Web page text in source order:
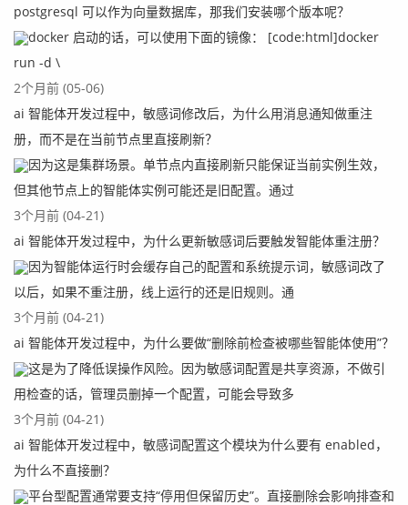
postgresql 可以作为向量数据库，那我们安装哪个版本呢？
docker 启动的话，可以使用下面的镜像： [code:html]docker
run -d \
2个月前 (05-06)
ai 智能体开发过程中，敏感词修改后，为什么用消息通知做重注
册，而不是在当前节点里直接刷新？
因为这是集群场景。单节点内直接刷新只能保证当前实例生效，
但其他节点上的智能体实例可能还是旧配置。通过
3个月前 (04-21)
ai 智能体开发过程中，为什么更新敏感词后要触发智能体重注册？
因为智能体运行时会缓存自己的配置和系统提示词，敏感词改了
以后，如果不重注册，线上运行的还是旧规则。通
3个月前 (04-21)
ai 智能体开发过程中，为什么要做“删除前检查被哪些智能体使用”？
这是为了降低误操作风险。因为敏感词配置是共享资源，不做引
用检查的话，管理员删掉一个配置，可能会导致多
3个月前 (04-21)
ai 智能体开发过程中，敏感词配置这个模块为什么要有 enabled，
为什么不直接删？
平台型配置通常要支持“停用但保留历史”。直接删除会影响排查和